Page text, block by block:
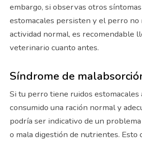
embargo, si observas otros
estomacales persisten y el perro no
actividad normal, es recomendable
veterinario cuanto antes.
Síndrome de
Si tu perro tiene ruidos estomacales
consumido una ración normal y
podría ser indicativo de un
o mala digestión de nutrientes. Esto